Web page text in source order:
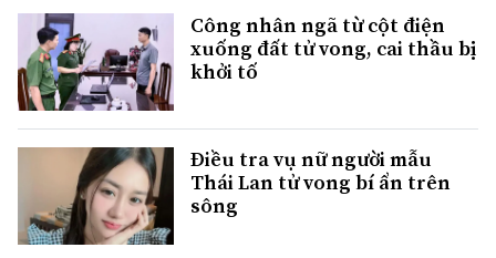
Công nhân ngã từ cột điện
xuống đất tử vong, cai thầu bị
khởi tố
Điều tra vụ nữ người mẫu
Thái Lan tử vong bí ẩn trên
sông